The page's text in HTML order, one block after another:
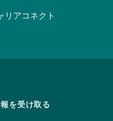
リアコネクト
を受け取る